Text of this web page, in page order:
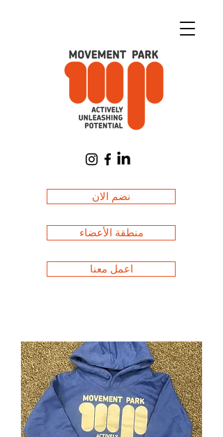
نضم الان
منطقة الأعضاء
اعمل معنا